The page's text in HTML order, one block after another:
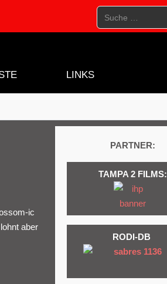
Suchen
LINKS
ic
aber
PARTNER:
TAMPA 2 FILMS:
RODI-DB